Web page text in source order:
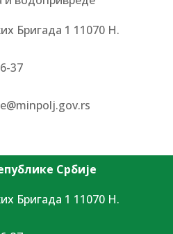
Бригада 1 11070 Н.
37
Србије
Бригада 1 11070 Н.